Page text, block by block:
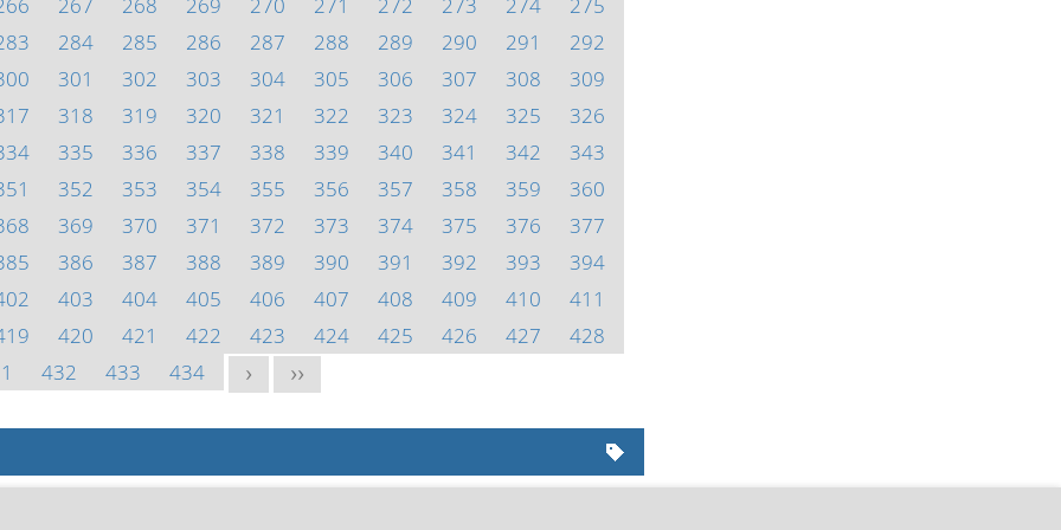
284 285 286 287 288 289 290 291
292
301 302 303 304 305 306 307 308
309
318 319 320 321 322 323 324 325
326
335 336 337 338 339 340 341 342
343
352 353 354 355 356 357 358 359
360
369 370 371 372 373 374 375 376
377
386 387 388 389 390 391 392 393
394
403 404 405 406 407 408 409 410
411
420 421 422 423 424 425 426 427
428
432 433 434 > >>